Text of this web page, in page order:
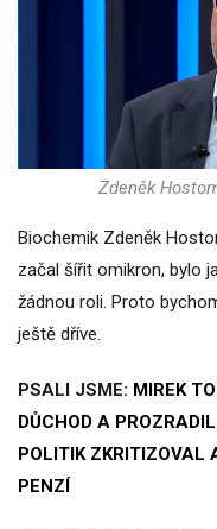
Zdeněk
Biochemik Zdeněk
začal šířit omikron, bylo
žádnou roli. Proto
ještě dříve.
PSALI JSME: MIREK
DŮCHOD A
POLITIK ZKRITIZOVAL
PENZÍ